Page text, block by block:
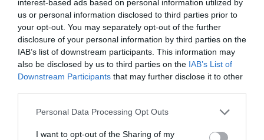
interest-based ads based on personal information utilized by
us or personal information disclosed to third parties prior to
your opt-out. You may separately opt-out of the further
disclosure of your personal information by third parties on the
IAB’s list of downstream participants. This information may
also be disclosed by us to third parties on the IAB’s List of
Downstream Participants that may further disclose it to other
Personal Data Processing Opt Outs
I want to opt-out of the Sharing of my
secretul votului nu a fost afectat. Plicul va fi trimis
alegătorilor cu 15 zile înaintea scrutinului, pe
cheltuiala misiunilor diplomatice. Dar plicul conţinând
votul va fi trimis pe banii fiecărui alegător.
unde va rămâne timp de 30 de zile, durata procesului
de consultare publică.